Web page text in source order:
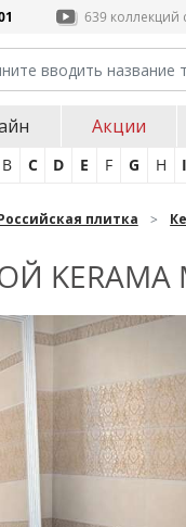
639 коллекций
Акции
B C D E F G H I
плитка